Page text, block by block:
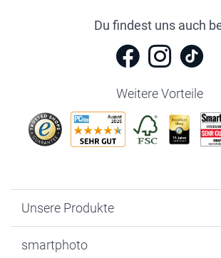
Du findest uns auch
Weitere Vorteile
Unsere Produkte
Fotogeschenke
smartphoto